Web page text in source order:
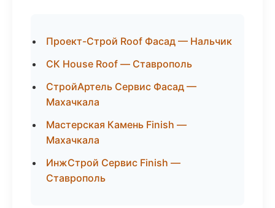
Проект-Строй Roof Фасад — Нальчик
СК House Roof — Ставрополь
СтройАртель Сервис Фасад —
Махачкала
Мастерская Камень Finish —
Махачкала
ИнжСтрой Сервис Finish —
Ставрополь